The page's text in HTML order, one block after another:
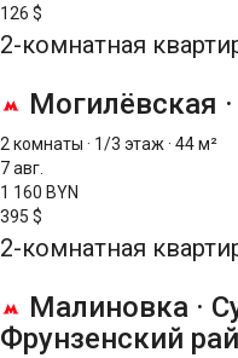
126 $
2-комнатная
Могилёвская ·
2 комнаты · 1/3 этаж · 44 м²
7 авг.
1 160 BYN
395 $
2-комнатная
Малиновка ·
Фрунзенский